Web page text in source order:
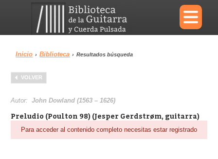
×
Menu
Biblioteca
Inicio › Biblioteca › Resultados búsqueda
VOLVER
Autor:John Dowland (1563 – 1626)
Preludio (Poulton 98) (Jesper Gerdstrøm, guitarra)
Para acceder al contenido completo necesitas estar registrado